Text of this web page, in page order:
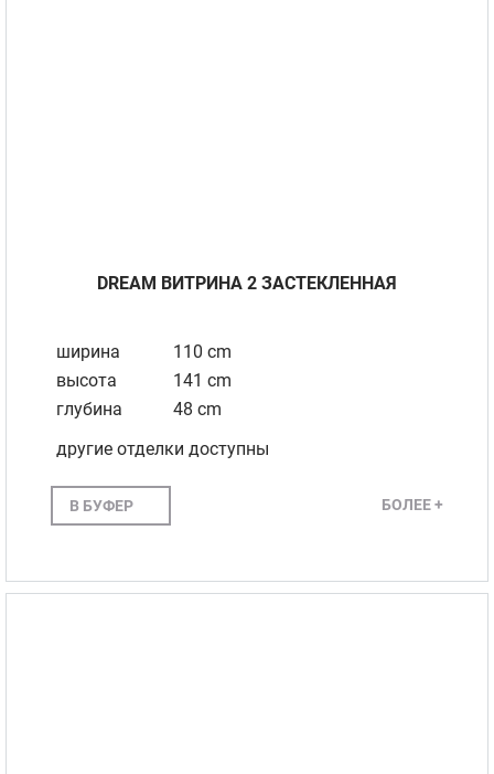
DREAM BИТРИНА 2 ЗАСТЕКЛЕННАЯ
ширина
110 cm
высота
141 cm
глубина
48 cm
другие отделки доступны
В БУФЕР БОЛЕЕ +